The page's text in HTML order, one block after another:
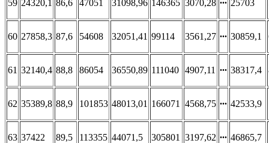
59 24320,1 86,6 47051 31098,96 146365 3070,28 ∙∙∙ 25703
60 27858,3 87,6 54608 32051,41 99114 3561,27 ∙∙∙ 30859,1
61 32140,4 88,8 86054 36550,89 111040 4907,11 ∙∙∙ 38317,4
62 35389,8 88,9 101853 48013,01 166071 4568,75 ∙∙∙ 42533,9
63 37422 89,5 113355 44071,5 305801 3197,62 ∙∙∙ 46865,7